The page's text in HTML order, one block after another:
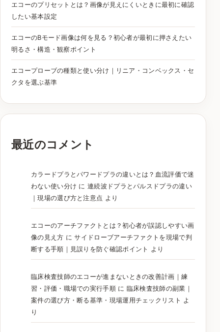
エコーのプリセットとは？画像が見えにくいときに最初に確認
したい基本設定
エコーのBモード画像は何を見る？初心者が最初に押さえたい
明るさ・構造・観察ポイント
エコープローブの種類と使い分け｜リニア・コンベックス・セ
クタを選ぶ基準
最近のコメント
カラードプラとパワードプラの違いとは？血流評価で迷
わない使い分け に連続波ドプラとパルスドプラの違い
｜現場の選び方と注意点 より
エコーのアーチファクトとは？初心者が誤認しやすい画
像の見え方 にサイドローブアーチファクトを現場で判
断する手順｜見誤りを防ぐ確認ポイント
より
臨床検査技師のエコーが進まないときの改善計画｜練
習・評価・職場での実行手順に 臨床検査技師の副業｜
案件の選び方・断る基準・現場運用チェックリスト よ
り